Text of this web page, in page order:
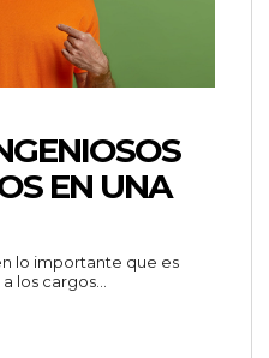
EN UNA
lo importante que es
los cargos...